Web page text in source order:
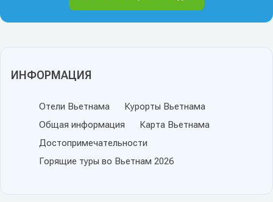
ИНФОРМАЦИЯ
Отели Вьетнама
Курорты Вьетнама
Общая информация
Карта Вьетнама
Достопримечательности
Горящие туры во Вьетнам 2026